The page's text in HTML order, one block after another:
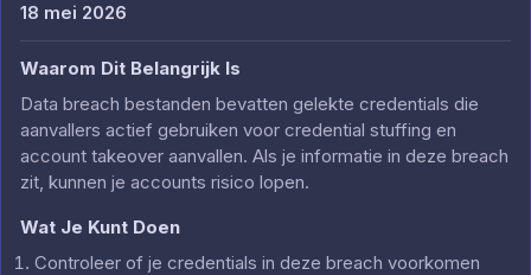
18 mei 2026
Waarom Dit Belangrijk Is
Data breach bestanden bevatten gelekte credentials die
aanvallers actief gebruiken voor credential stuffing en
account takeover aanvallen. Als je informatie in deze breach
zit, kunnen je accounts risico lopen.
Wat Je Kunt Doen
Controleer of je credentials in deze breach voorkomen